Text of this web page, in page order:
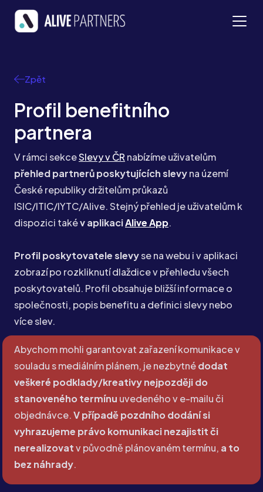
Zpět
Profil benefitního
partnera
V rámci sekceSlevy v ČR nabízíme uživatelům
přehled partnerů poskytujících slevyna území
České republiky držitelům průkazů
ISIC/ITIC/IYTC/Alive. Stejný přehled je uživatelům k
dispozici takév aplikaciAlive App.
Profil poskytovatele slevyse na webu i v aplikaci
zobrazí po rozkliknutí dlaždice v přehledu všech
poskytovatelů. Profil obsahuje bližší informace o
společnosti, popis benefitu a definici slevy nebo
více slev.
Abychom mohli garantovat zařazení komunikace v
souladu s mediálním plánem, je nezbytnédodat
veškeré podklady/kreativy nejpozději do
stanoveného termínu uvedeného v e-mailu či
objednávce.V případě pozdního dodání si
vyhrazujeme právo komunikaci nezajistit či
nerealizovatv původně plánovaném termínu, a to
bez náhrady.